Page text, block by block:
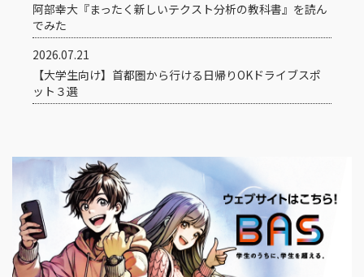
阿部幸大『まったく新しいテクスト分析の教科書』を読ん
でみた
2026.07.21
【大学生向け】首都圏から行ける日帰りOKドライブスポ
ット３選